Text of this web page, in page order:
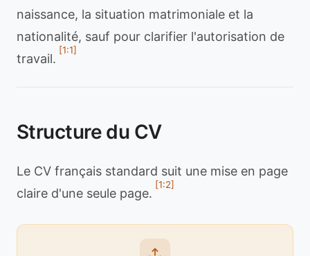
naissance, la situation matrimoniale et la
nationalité, sauf pour clarifier l'autorisation de
travail.
[1:1]
Structure du CV
Le CV français standard suit une mise en page
claire d'une seule page.
[1:2]